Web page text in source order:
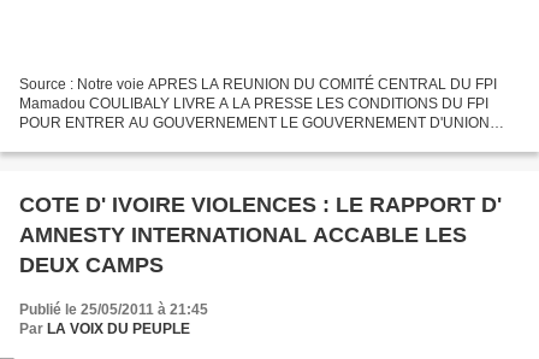
Source : Notre voie APRES LA REUNION DU COMITÉ CENTRAL DU FPI
Mamadou COULIBALY LIVRE A LA PRESSE LES CONDITIONS DU FPI
POUR ENTRER AU GOUVERNEMENT LE GOUVERNEMENT D'UNION
POSE SES CONDITIONS...
COTE D' IVOIRE VIOLENCES : LE RAPPORT D'
AMNESTY INTERNATIONAL ACCABLE LES
DEUX CAMPS
Publié le 25/05/2011 à 21:45
Par LA VOIX DU PEUPLE